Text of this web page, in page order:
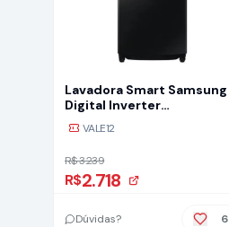
Lavadora Smart Samsung
Digital Inverter
Wa17cg6746b 17kg 127v
BlackVALE12
R$ 3.239
R$2.718
Dúvidas? 6